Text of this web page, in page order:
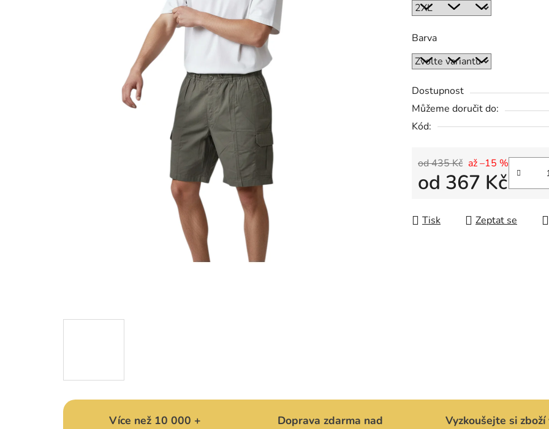
Barva
Dostupnost
Můžeme doručit do:
Kód:
od 435 Kč až –15 %
od 367 Kč
Tisk Zeptat se
Více než 10 000 +
Doprava zdarma nad
Vyzkoušejte si zboží